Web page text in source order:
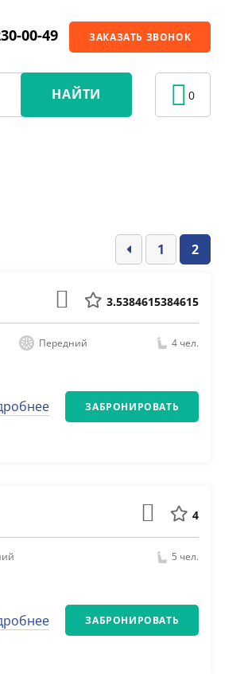
00-49 ЗАКАЗАТЬ ЗВОНОК
НАЙТИ 0
1 2
3.5384615384615
Передний 4 чел.
ЗАБРОНИРОВАТЬ
4
5 чел.
ЗАБРОНИРОВАТЬ